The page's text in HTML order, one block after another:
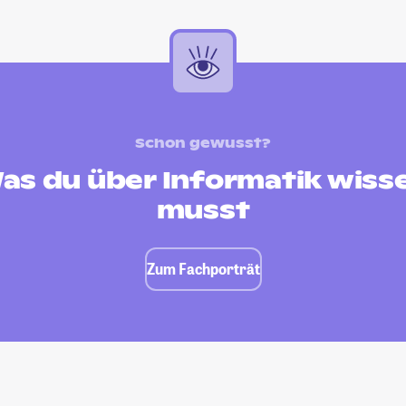
Schon gewusst?
du über Informatik
musst
Zum Fachporträt